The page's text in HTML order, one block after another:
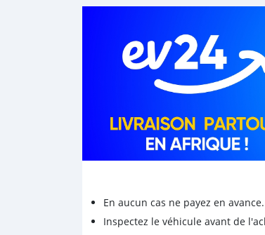
En aucun cas ne payez en avance.
Inspectez le véhicule avant de